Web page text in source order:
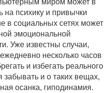
на психику и привычки
в социальных сетях может
эмоциональной
Уже известны случаи,
несколько часов
и избегать реального
забывать и о таких вещах,
осанка, гиподинамия.